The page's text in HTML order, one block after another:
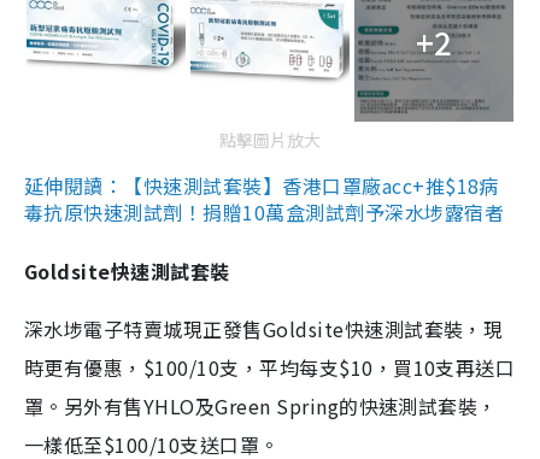
+2
點擊圖片放大
延伸閱讀：【快速測試套裝】香港口罩廠acc+推$18病
毒抗原快速測試劑！捐贈10萬盒測試劑予深水埗露宿者
Goldsite快速測試套裝
深水埗電子特賣城現正發售Goldsite快速測試套裝，現
時更有優惠，$100/10支，平均每支$10，買10支再送口
罩。另外有售YHLO及Green Spring的快速測試套裝，
一樣低至$100/10支送口罩。